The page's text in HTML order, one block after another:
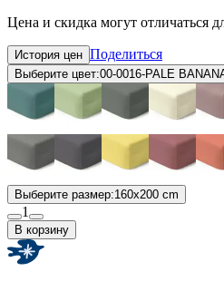
Цена и скидка могут отличаться
История цен Поделиться
Выберите цвет:00-0016-PALE
Выберите размер:160x200 cm
1
В корзину